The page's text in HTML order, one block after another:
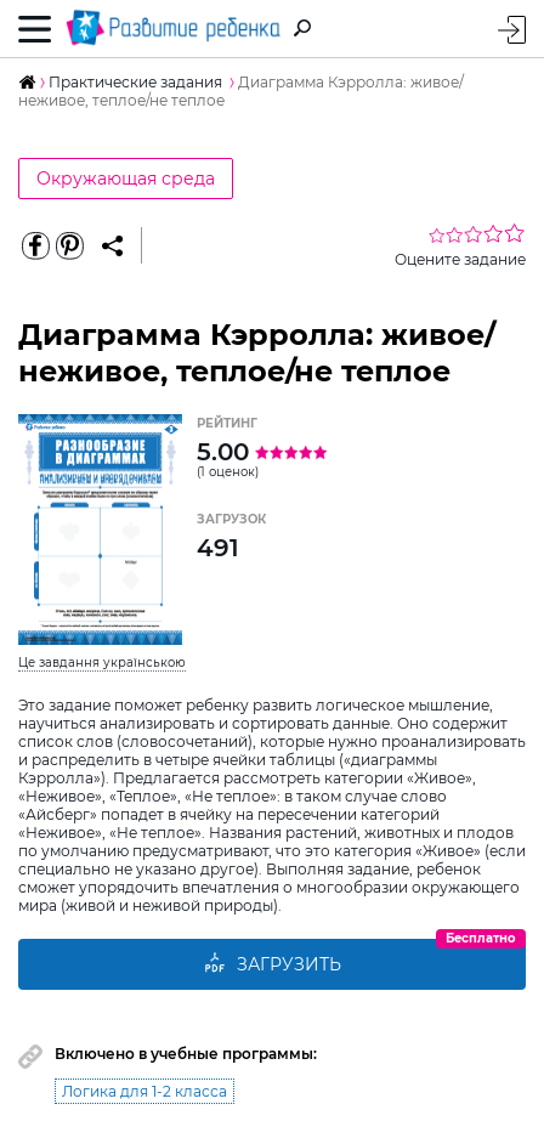
Практические задания
Диаграмма Кэрролла: живое/
неживое, теплое/не теплое
Окружающая среда
Оцените задание
Диаграмма Кэрролла: живое/
неживое, теплое/не теплое
Це завдання українською
Это задание поможет ребенку развить логическое мышление,
научиться анализировать и сортировать данные. Оно содержит
список слов (словосочетаний), которые нужно проанализировать
и распределить в четыре ячейки таблицы («диаграммы
Кэрролла»). Предлагается рассмотреть категории «Живое»,
«Неживое», «Теплое», «Не теплое»: в таком случае слово
«Айсберг» попадет в ячейку на пересечении категорий
«Неживое», «Не теплое». Названия растений, животных и плодов
по умолчанию предусматривают, что это категория «Живое» (если
специально не указано другое). Выполняя задание, ребенок
сможет упорядочить впечатления о многообразии окружающего
мира (живой и неживой природы).
РЕЙТИНГ
5.00
(1 оценок)
ЗАГРУЗОК
491
ЗАГРУЗИТЬ
Бесплатно
Включено в учебные программы:
Логика для 1-2 класса